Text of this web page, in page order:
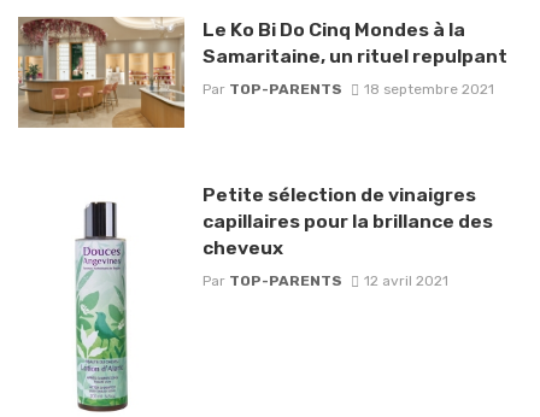
Le Ko Bi Do Cinq Mondes à la
Samaritaine, un rituel repulpant
Par TOP-PARENTS 18 septembre 2021
Petite sélection de vinaigres
capillaires pour la brillance des
cheveux
Par TOP-PARENTS 12 avril 2021